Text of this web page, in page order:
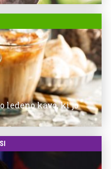
ledeno kavo, ki jo